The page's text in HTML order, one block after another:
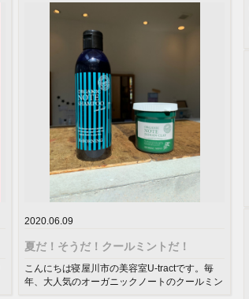
2020.06.09
夏だ！そうだ！クールミントだ！
こんにちは寝屋川市の美容室U-tractです。毎
年、大人気のオーガニックノートのクールミン